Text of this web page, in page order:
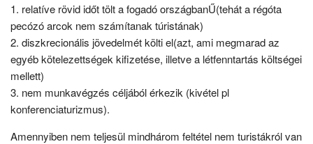
1. relatíve rövid időt tölt a fogadó országbanŰ(tehát a régóta
pecózó arcok nem számítanak túristának)
2. diszkrecionális jövedelmét költi el(azt, ami megmarad az
egyéb kötelezettségek kifizetése, illetve a létfenntartás költségei
mellett)
3. nem munkavégzés céljából érkezik (kivétel pl
konferenciaturizmus).
Amennyiben nem teljesül mindhárom feltétel nem turistákról van